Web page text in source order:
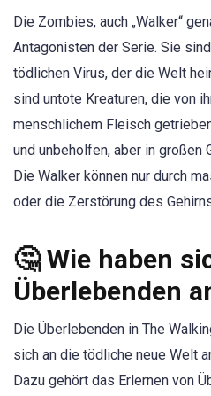
Die Zombies, auch „Walker“
Antagonisten der Serie. Sie
tödlichen Virus, der die Welt
sind untote Kreaturen, die von
menschlichem Fleisch
und unbeholfen, aber in großen
Die Walker können nur durch
oder die Zerstörung des
🤔 Wie haben
Überlebenden
Die Überlebenden in The
sich an die tödliche neue Welt
Dazu gehört das Erlernen von